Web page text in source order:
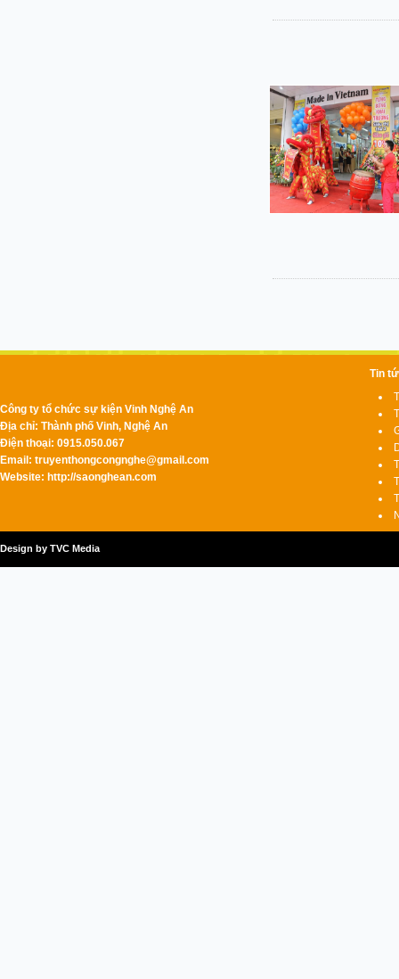
Công ty tổ chức sự kiện Vinh Nghệ An
Địa chỉ: Thành phố Vinh, Nghệ An
Điện thoại: 0915.050.067
Email: truyenthongcongnghe@gmail.com
Website: http://saonghean.com
Tin
Design by TVC Media